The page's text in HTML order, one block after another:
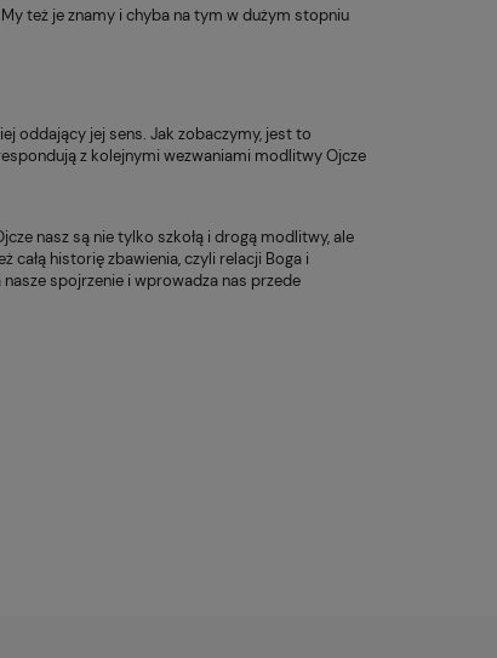
też je znamy i chyba na tym w dużym stopniu
oddający jej sens. Jak zobaczymy, jest to
z kolejnymi wezwaniami modlitwy Ojcze
nasz są nie tylko szkołą i drogą modlitwy, ale
całą historię zbawienia, czyli relacji Boga i
spojrzenie i wprowadza nas przede